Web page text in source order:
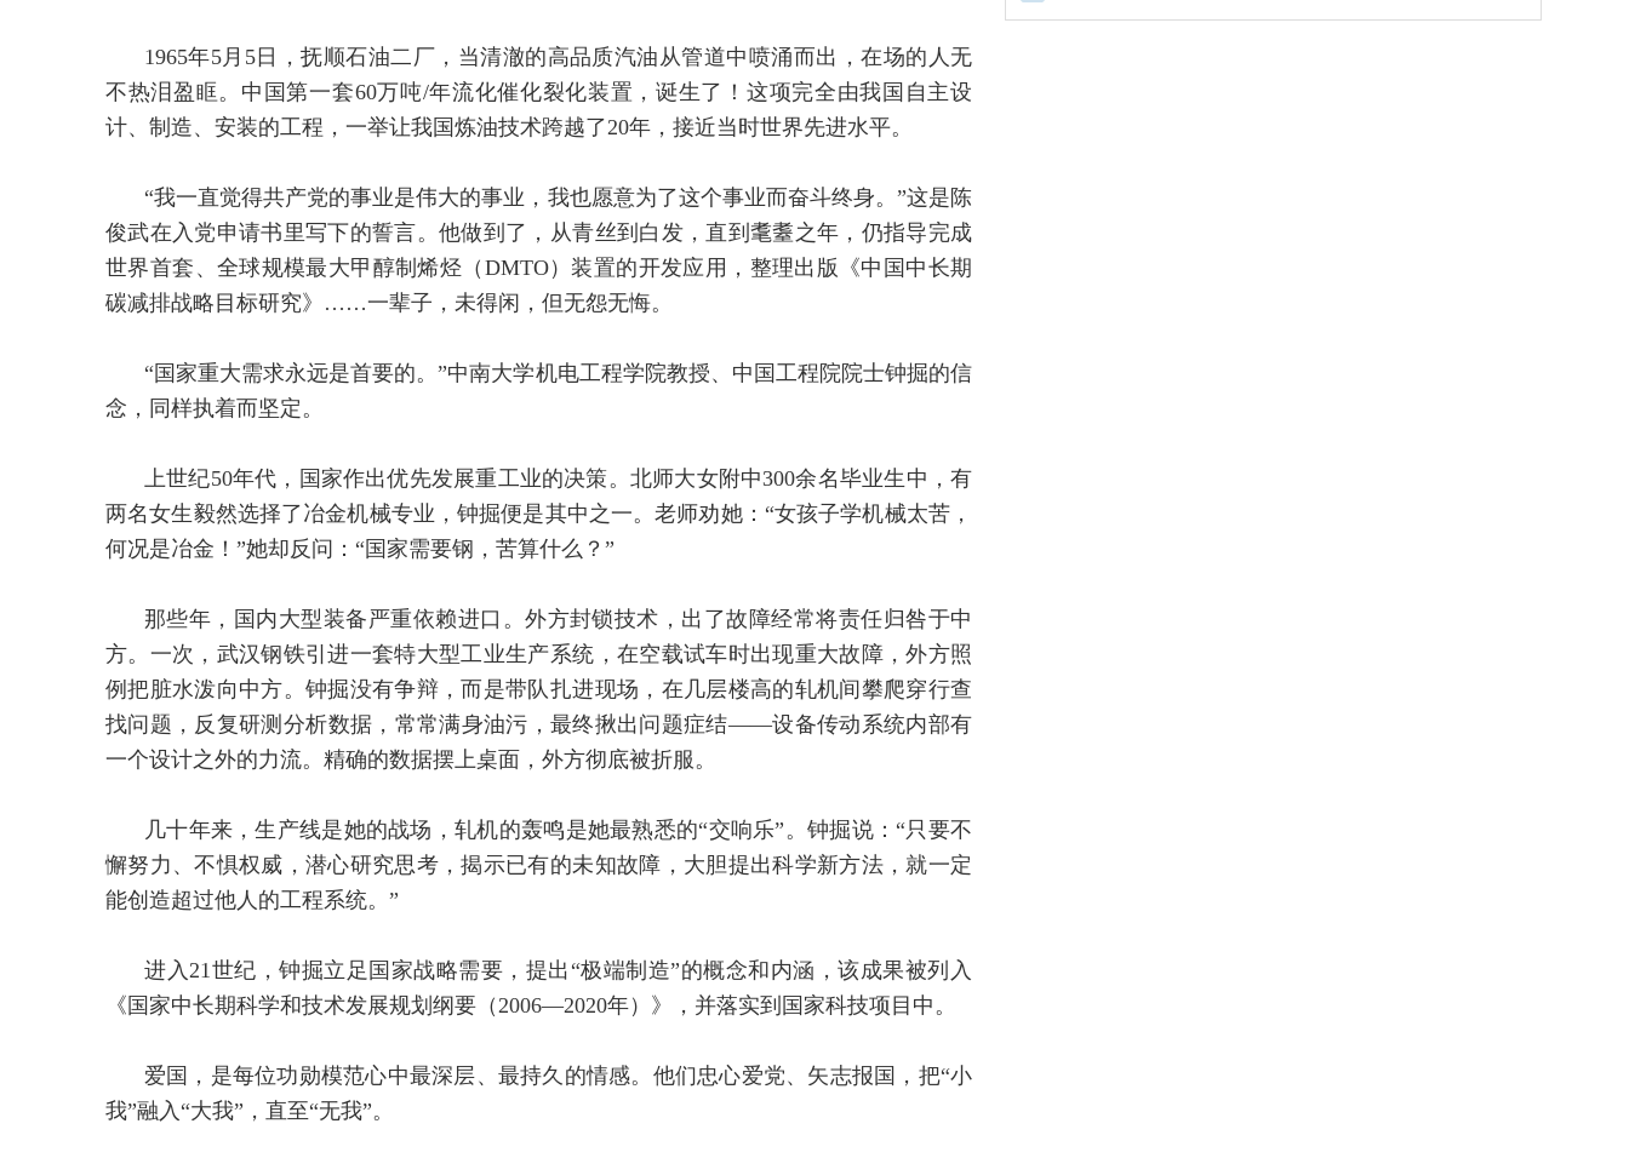
1965年5月5日，抚顺石油二厂，当清澈的高品质汽油从管道中喷涌而出，在场的人无
不热泪盈眶。中国第一套60万吨/年流化催化裂化装置，诞生了！这项完全由我国自主设
计、制造、安装的工程，一举让我国炼油技术跨越了20年，接近当时世界先进水平。
“我一直觉得共产党的事业是伟大的事业，我也愿意为了这个事业而奋斗终身。”这是陈
俊武在入党申请书里写下的誓言。他做到了，从青丝到白发，直到耄耋之年，仍指导完成
世界首套、全球规模最大甲醇制烯烃（DMTO）装置的开发应用，整理出版《中国中长期
碳减排战略目标研究》……一辈子，未得闲，但无怨无悔。
“国家重大需求永远是首要的。”中南大学机电工程学院教授、中国工程院院士钟掘的信
念，同样执着而坚定。
上世纪50年代，国家作出优先发展重工业的决策。北师大女附中300余名毕业生中，有
两名女生毅然选择了冶金机械专业，钟掘便是其中之一。老师劝她：“女孩子学机械太苦，
何况是冶金！”她却反问：“国家需要钢，苦算什么？”
那些年，国内大型装备严重依赖进口。外方封锁技术，出了故障经常将责任归咎于中
方。一次，武汉钢铁引进一套特大型工业生产系统，在空载试车时出现重大故障，外方照
例把脏水泼向中方。钟掘没有争辩，而是带队扎进现场，在几层楼高的轧机间攀爬穿行查
找问题，反复研测分析数据，常常满身油污，最终揪出问题症结——设备传动系统内部有
一个设计之外的力流。精确的数据摆上桌面，外方彻底被折服。
几十年来，生产线是她的战场，轧机的轰鸣是她最熟悉的“交响乐”。钟掘说：“只要不
懈努力、不惧权威，潜心研究思考，揭示已有的未知故障，大胆提出科学新方法，就一定
能创造超过他人的工程系统。”
进入21世纪，钟掘立足国家战略需要，提出“极端制造”的概念和内涵，该成果被列入
《国家中长期科学和技术发展规划纲要（2006—2020年）》，并落实到国家科技项目中。
爱国，是每位功勋模范心中最深层、最持久的情感。他们忠心爱党、矢志报国，把“小
我”融入“大我”，直至“无我”。